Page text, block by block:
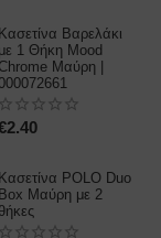
Κασετίνα Βαρελάκι
με 1 Θήκη Mood
Chrome Μαύρη |
2.40
Κασετίνα POLO Duo
Box Μαύρη με 2
θήκες